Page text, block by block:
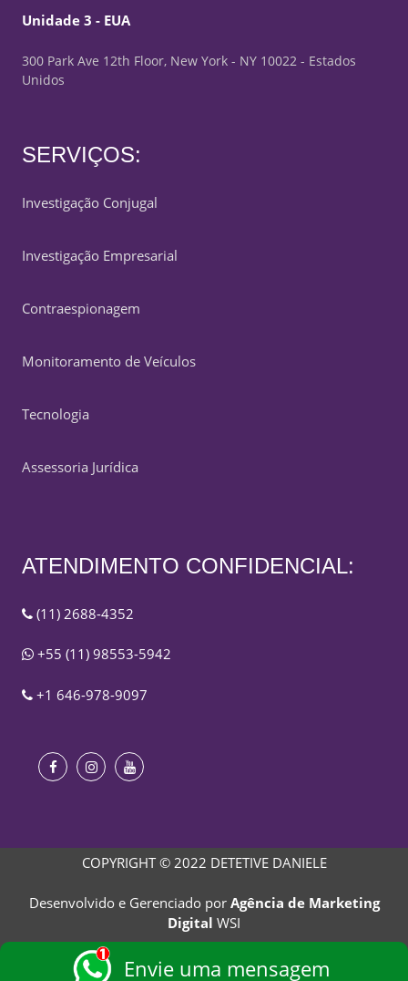
Envie uma mensagem
Unidade 3 - EUA
300 Park Ave 12th Floor, New York - NY 10022 - Estados
Unidos
SERVIÇOS:
Investigação Conjugal
Investigação Empresarial
Contraespionagem
Monitoramento de Veículos
Tecnologia
Assessoria Jurídica
ATENDIMENTO CONFIDENCIAL:
(11) 2688-4352
+55 (11) 98553-5942
+1 646-978-9097
COPYRIGHT © 2022 DETETIVE DANIELE
Desenvolvido e Gerenciado por Agência de Marketing
Digital WSI